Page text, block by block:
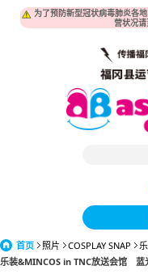
为了预防新型冠状病毒肺炎各
营状况请
首页 照片 COSPLAY SNAP
乐装&MINCOS in TNC放送会馆 蓝